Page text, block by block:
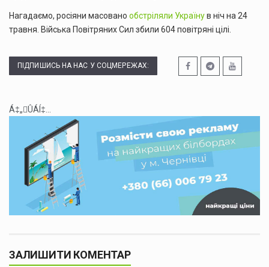
Нагадаємо, росіяни масовано обстріляли Українув ніч на 24
травня. Війська Повітряних Сил збили 604 повітряні цілі.
ПІДПИШИСЬ НА НАС У СОЦМЕРЕЖАХ:
Á‡„ÛÁÍ‡...
ЗАЛИШИТИ КОМЕНТАР